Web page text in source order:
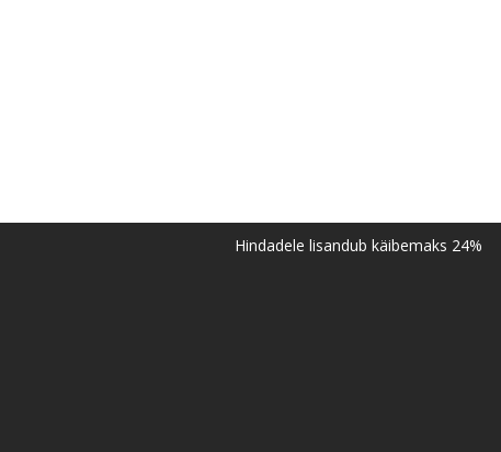
Hindadele lisandub käibemaks 24%